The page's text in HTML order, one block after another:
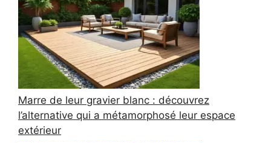
Marre de leur gravier blanc : découvrez
l’alternative qui a métamorphosé leur espace
extérieur